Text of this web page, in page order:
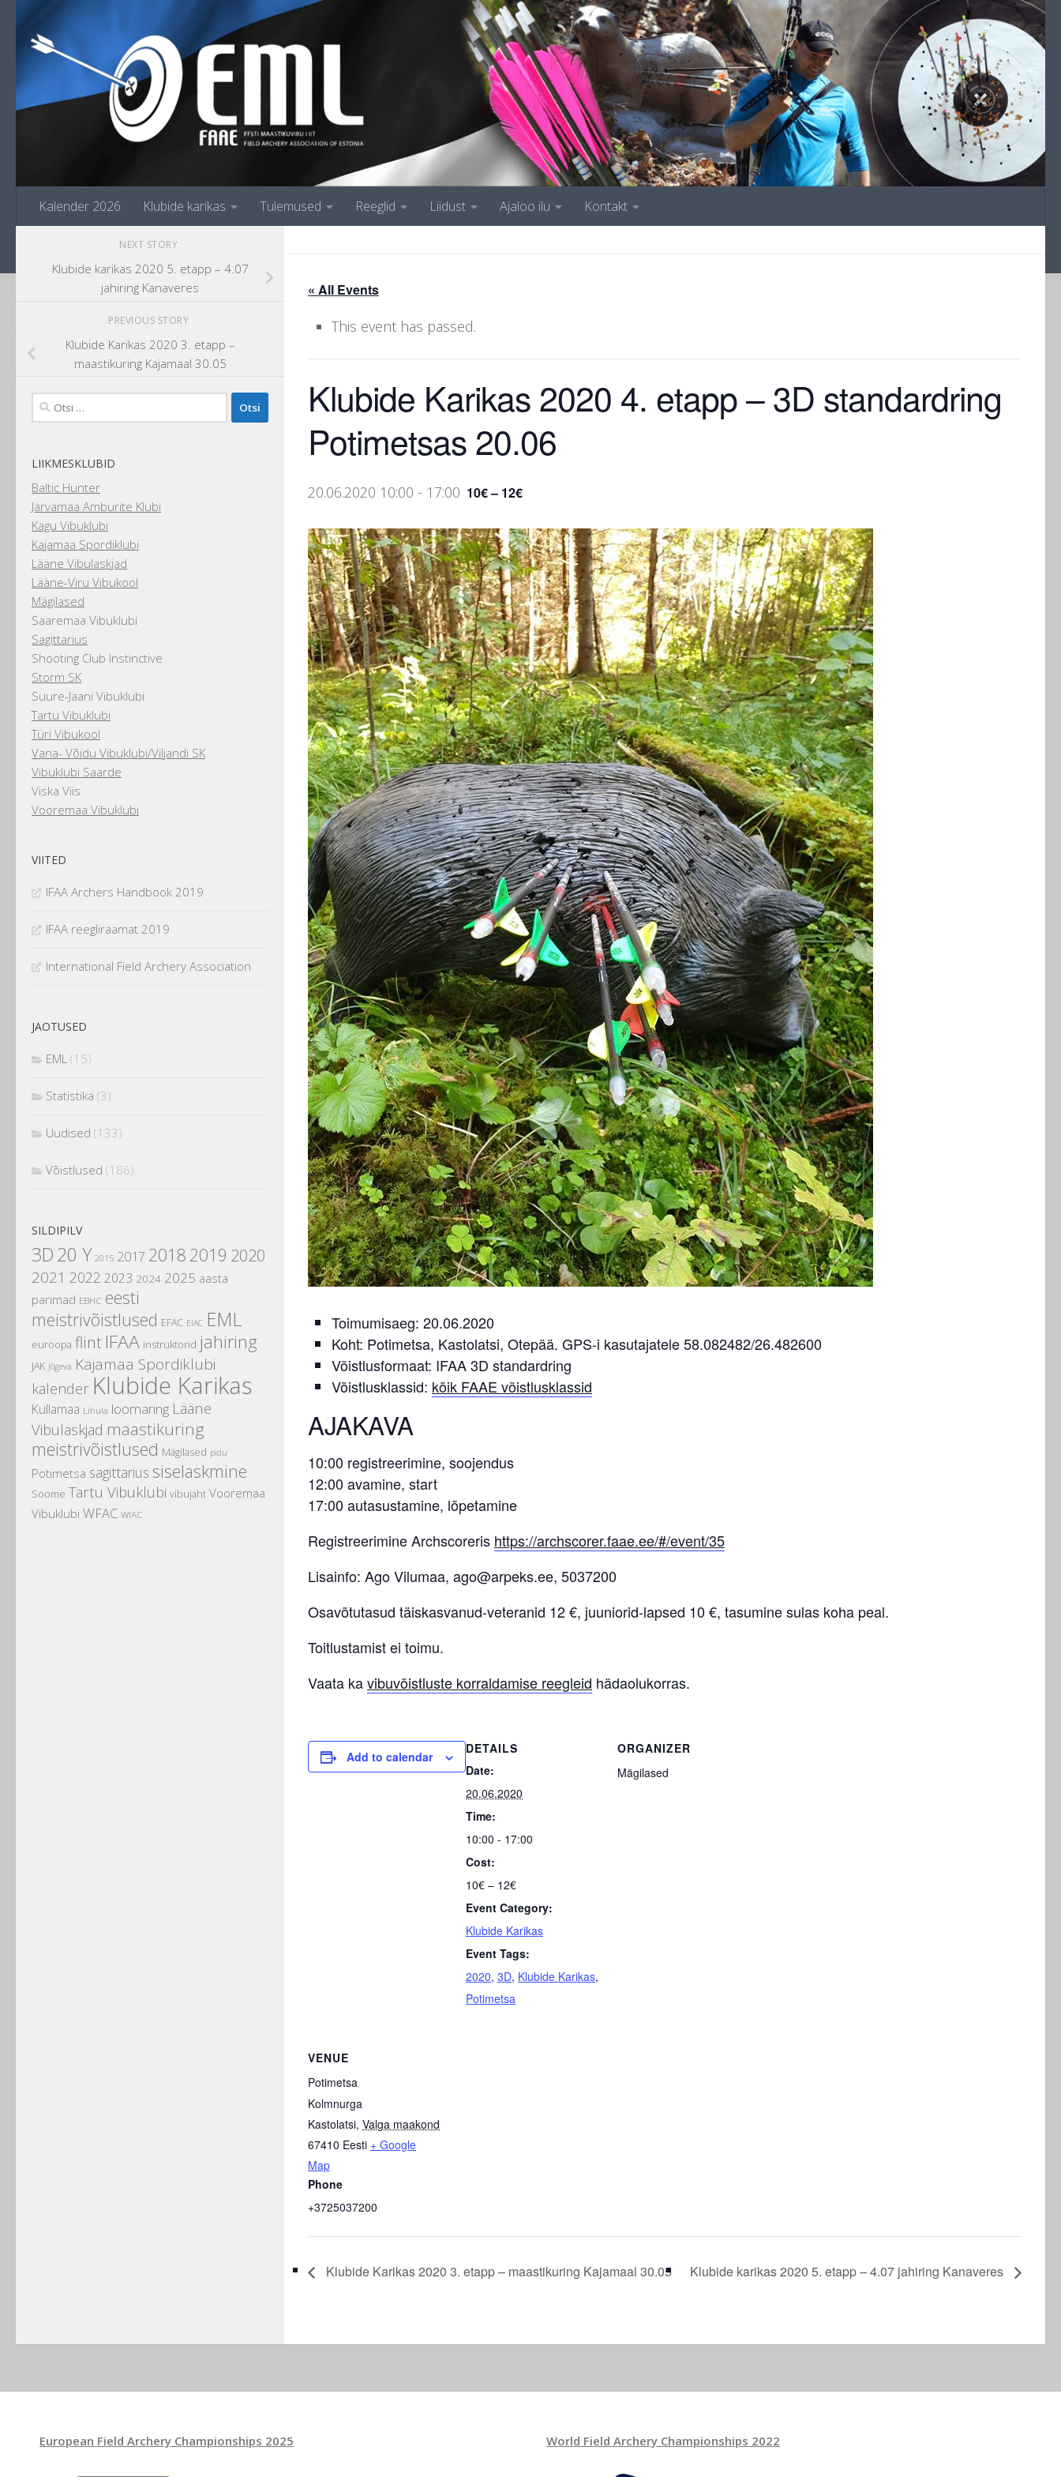
Skip to content
Kalender 2026 Klubide karikas Tulemused Reeglid Liidust Ajaloo ilu Kontakt
« All Events
This event has passed.
Klubide Karikas 2020 4. etapp – 3D standardring
Potimetsas 20.06
20.06.2020 10:00 - 17:00 10€ – 12€
Toimumisaeg: 20.06.2020
Koht: Potimetsa, Kastolatsi, Otepää. GPS-i kasutajatele 58.082482/26.482600
Võistlusformaat: IFAA 3D standardring
Võistlusklassid: kõik FAAE võistlusklassid
AJAKAVA
10:00 registreerimine, soojendus
12:00 avamine, start
17:00 autasustamine, lõpetamine
Registreerimine Archscoreris https://archscorer.faae.ee/#/event/35
Lisainfo: Ago Vilumaa, ago@arpeks.ee, 5037200
Osavõtutasud täiskasvanud-veteranid 12 €, juuniorid-lapsed 10 €, tasumine sulas koha peal.
Toitlustamist ei toimu.
Vaata kavibuvõistluste korraldamise reegleid hädaolukorras.
Add to calendar
DETAILS
Date:
20.06.2020
Time:
10:00 - 17:00
Cost:
10€ – 12€
Event Category:
Klubide Karikas
Event Tags:
2020, 3D, Klubide Karikas,
Potimetsa
ORGANIZER
Mägilased
VENUE
Potimetsa
Kolmnurga
Kastolatsi, Valga maakond
67410 Eesti + Google
Map
Phone
+3725037200
Klubide Karikas 2020 3. etapp – maastikuring Kajamaal 30.05 Klubide karikas 2020 5. etapp – 4.07 jahiring Kanaveres
NEXT STORY
Klubide karikas 2020 5. etapp – 4.07
jahiring Kanaveres
PREVIOUS STORY
Klubide Karikas 2020 3. etapp –
maastikuring Kajamaal 30.05
Otsi:
LIIKMESKLUBID
Baltic Hunter
Järvamaa Amburite Klubi
Kagu Vibuklubi
Kajamaa Spordiklubi
Lääne Vibulaskjad
Lääne-Viru Vibukool
Mägilased
Saaremaa Vibuklubi
Sagittarius
Shooting Club Instinctive
Storm SK
Suure-Jaani Vibuklubi
Tartu Vibuklubi
Türi Vibukool
Vana- Võidu Vibuklubi/Viljandi SK
Vibuklubi Saarde
Viska Viis
Vooremaa Vibuklubi
VIITED
IFAA Archers Handbook 2019
IFAA reegliraamat 2019
International Field Archery Association
JAOTUSED
EML (15)
Statistika (3)
Uudised (133)
Võistlused (186)
SILDIPILV
3D20 Y 2015 2017 2018 2019 2020
2021 2022 2023 2024 2025 aasta
parimad EBHC eesti
meistrivõistlused EFAC EIAC EML
euroopa flint IFAA instruktorid jahiring
JAK Jõgeva Kajamaa Spordiklubi
kalender Klubide Karikas
Kullamaa Lihula loomaring Lääne
Vibulaskjad maastikuring
meistrivõistlused Mägilased pidu
Potimetsa sagittarius siselaskmine
Soome Tartu Vibuklubi vibujaht Vooremaa
Vibuklubi WFAC WIAC
European Field Archery Championships 2025 World Field Archery Championships 2022